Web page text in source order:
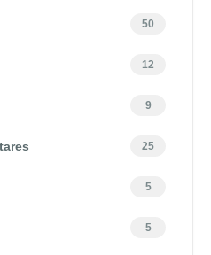
50
12
9
25
5
5